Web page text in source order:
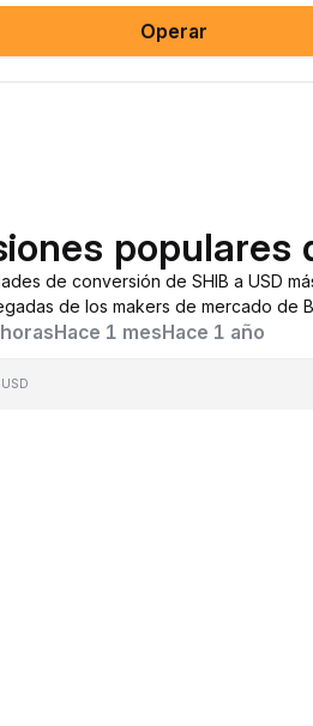
Operar
populares
de conversión de SHIB a USD
de los makers de mercado de
Hace 1 mesHace 1 año